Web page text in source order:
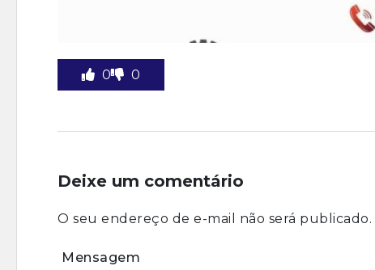
0 0
Deixe um comentário
O seu endereço de e-mail não será publicado.
Mensagem